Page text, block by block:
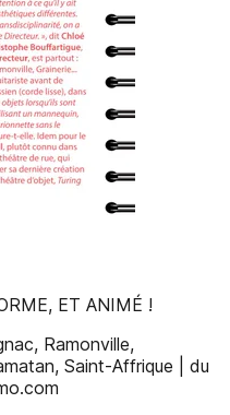
ET ANIMÉ !
Ramonville,
Saint-Affrique | du